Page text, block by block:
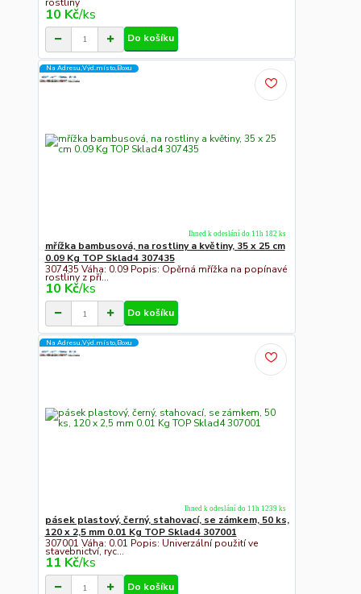
rostliny
10 Kč/ks
Do košíku
Na Adresu,Výd.místo,Boxu
mřížka bambusová, na rostliny a květiny, 35 x 25 cm
0.09 Kg TOP Sklad4 307435
307435 Váha: 0.09 Popis: Opěrná mřížka na popínavé
rostliny z pří...
10 Kč/ks
Ihned k odeslání do 11h 182 ks
Do košíku
Na Adresu,Výd.místo,Boxu
pásek plastový, černý, stahovací, se zámkem, 50 ks,
120 x 2,5 mm 0.01 Kg TOP Sklad4 307001
307001 Váha: 0.01 Popis: Univerzální použití ve
stavebnictví, ryc...
11 Kč/ks
Ihned k odeslání do 11h 1239 ks
Do košíku